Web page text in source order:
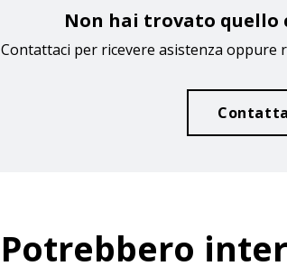
Non hai trovato quello
Contattaci per ricevere asistenza
Potrebbero